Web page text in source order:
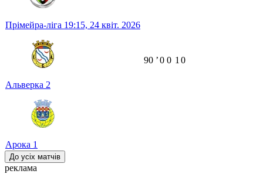
Прімейра-ліга 19:15, 24 квіт. 2026
Альверка 2
Арока 1
90 ʼ0 0 1 0
До усіх матчів
реклама